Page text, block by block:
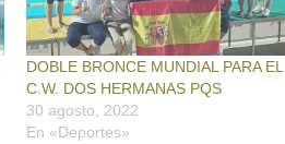
DOBLE BRONCE MUNDIAL PARA EL
C.W. DOS HERMANAS PQS
30 agosto, 2022
En «Deportes»